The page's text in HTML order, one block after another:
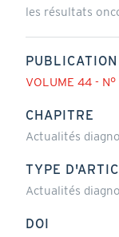
les résultats
PUBLICATION
VOLUME 44 -
CHAPITRE
Actualités
TYPE
Actualités
DOI